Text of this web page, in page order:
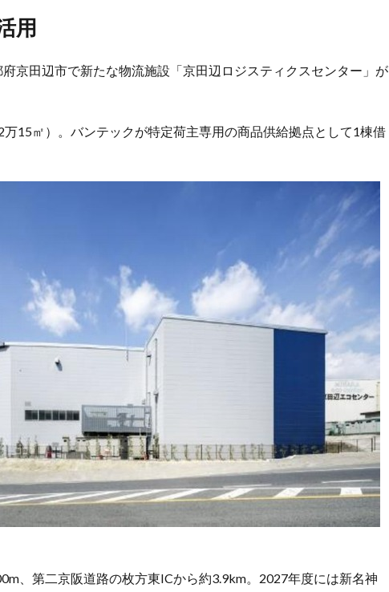
用
京田辺市で新たな物流施設「京田辺ロジスティクスセンター」が
15㎡）。バンテックが特定荷主専用の商品供給拠点として1棟借
、第二京阪道路の枚方東ICから約3.9km。2027年度には新名神